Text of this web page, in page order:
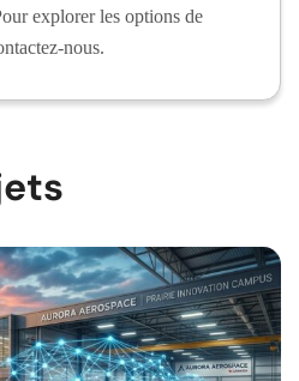
explorer les options de
nous.